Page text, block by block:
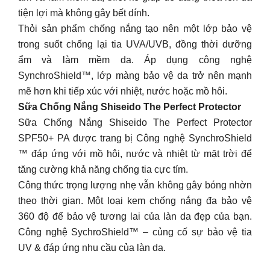
tiện lợi mà không gây bết dính.
Thỏi sản phẩm chống nắng tạo nên một lớp bảo vệ
trong suốt chống lại tia UVA/UVB, đồng thời dưỡng
ẩm và làm mềm da. Áp dụng công nghệ
SynchroShield™, lớp màng bảo vệ da trở nên mạnh
mẽ hơn khi tiếp xúc với nhiệt, nước hoặc mồ hôi.
Sữa Chống Nắng Shiseido The Perfect Protector
Sữa Chống Nắng Shiseido The Perfect Protector
SPF50+ PA được trang bị Công nghệ SynchroShield
™ đáp ứng với mồ hôi, nước và nhiệt từ mặt trời để
tăng cường khả năng chống tia cực tím.
Công thức trọng lượng nhẹ vẫn không gây bóng nhờn
theo thời gian. Một loại kem chống nắng đa bảo vệ
360 độ để bảo vệ tương lai của làn da đẹp của bạn.
Công nghệ SychroShield™ – củng cố sự bảo vệ tia
UV & đáp ứng nhu cầu của làn da.